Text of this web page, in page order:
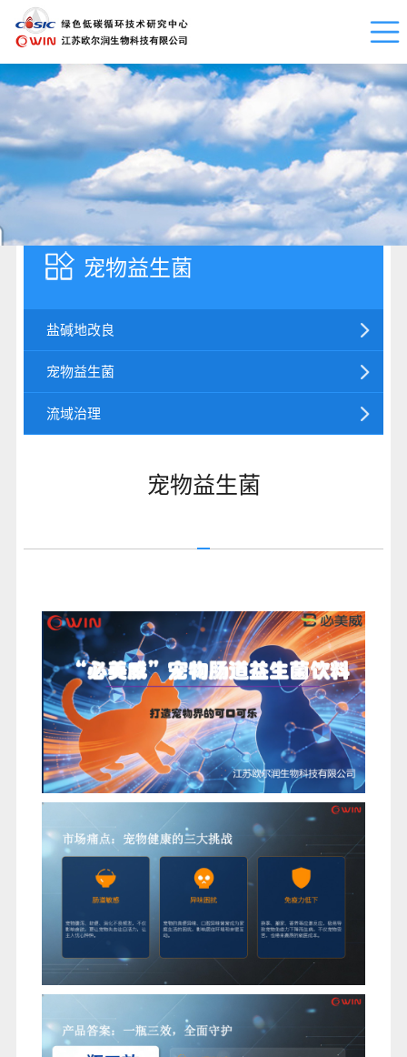
宠物益生菌
盐碱地改良
宠物益生菌
流域治理
宠物益生菌